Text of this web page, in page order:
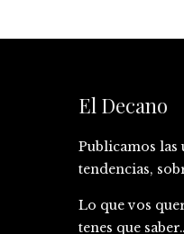
El Decano
Publicamos las
tendencias,
Lo que vos
tenes que